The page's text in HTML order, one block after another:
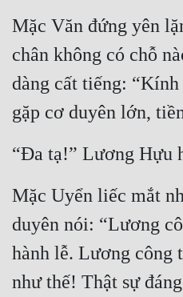
Triều Đấu
Trùng Sinh
Trọng Sinh
Tu Tiên
Tội Phạm
Vô Địch
Võ Hiệp
Võng Du
Mặc Văn đứng yên
chân không có chỗ
dàng cất tiếng:
gặp cơ duyên lớn,
“Đa tạ!” Lương Hựu
Mặc Uyển liếc mắt
duyên nói: “Lương
hành lễ. Lương công
như thế! Thật sự